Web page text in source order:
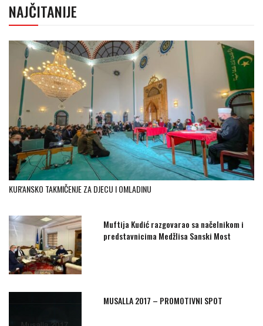
NAJČITANIJE
KUR'ANSKO TAKMIČENJE ZA DJECU I OMLADINU
Muftija Kudić razgovarao sa načelnikom i
predstavnicima Medžlisa Sanski Most
MUSALLA 2017 – PROMOTIVNI SPOT